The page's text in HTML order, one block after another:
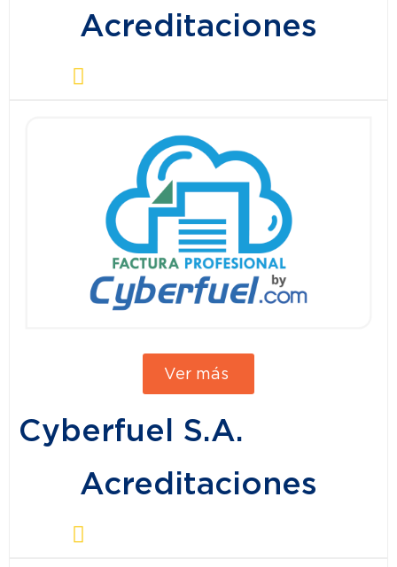
Acreditaciones
Ver más
Cyberfuel S.A.
Acreditaciones